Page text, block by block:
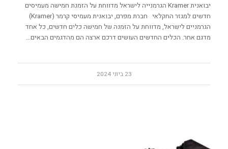
יבואנית Kramer הגרמנייה לישראל מדווחת על הזמנת חמישה מעמיסים
חדשים למגזר החקלאי חברת מפרם, יבואנית מעמיסי קרמר (Kramer)
הגרמניים לישראל, מדווחת על הזמנה של חמישה כלים חדשים, כל אחד
מדגם אחר. הכלים החדשים העושים דרכם ארצה הם מהדגמים הבאים…
23 ביוני 2024